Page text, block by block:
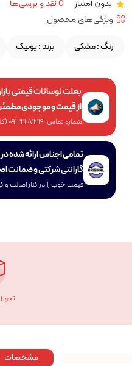
بدون امتیاز
0 نقد و بررسی‌ها
ویژگی‌های محصول
رنگ :مشکی برند :یونیک
بعلت نوسانات قیمتی
از قیمت و موجودی
شماره تماس: 09122107319 (کلیک کنید👆)
تمامی اجناس ارائه شده
گارانتی شرکتی و ضمانت
قیمت خوب را در کنار اصالت و
مشخصات